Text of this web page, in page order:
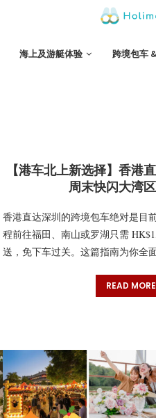
海上及游艇体验 跨境包车
【港车北上新选择】香港
周末快闪大湾
香港直达深圳的跨境包车绝对是目
程前往福田、南山或罗湖只需
送，免下车过关。这篇指南为你全
READ MORE